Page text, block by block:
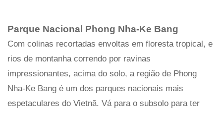
Parque Nacional Phong Nha-Ke Bang
Com colinas recortadas envoltas em floresta tropical, e
rios de montanha correndo por ravinas
impressionantes, acima do solo, a região de Phong
Nha-Ke Bang é um dos parques nacionais mais
espetaculares do Vietnã. Vá para o subsolo para ter